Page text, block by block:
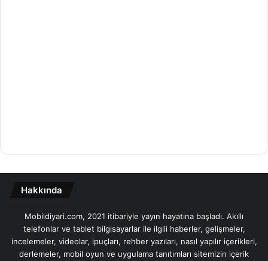
Hakkında
Mobildiyari.com, 2021 itibariyle yayın hayatına başladı. Akıllı
telefonlar ve tablet bilgisayarlar ile ilgili haberler, gelişmeler,
incelemeler, videolar, ipuçları, rehber yazıları, nasıl yapılır içerikleri,
derlemeler, mobil oyun ve uygulama tanıtımları sitemizin içerik